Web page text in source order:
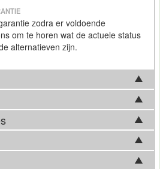
zodra er voldoende
om te horen wat de actuele status
alternatieven zijn.
echt een klassieker. Het stamt al uit
eeuw en wordt nog steeds
C vooral gebruikt voor low level
(IoT) apparatuur waar software
te ingewikkeld en waar dicht
kan worden.
komen in basis
aan bod. Afhankelijk van
kan de feitelijke
van afwijken. Bel ons gerust voor
Ook beschikbaar in